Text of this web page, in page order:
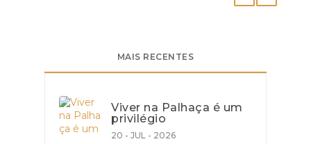
MAIS RECENTES
Viver na Palhaça é um
privilégio
20 - JUL - 2026